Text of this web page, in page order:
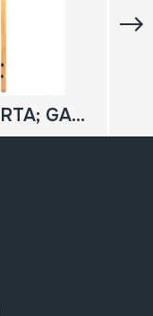
GAITA CORTA; GAITA MACHO